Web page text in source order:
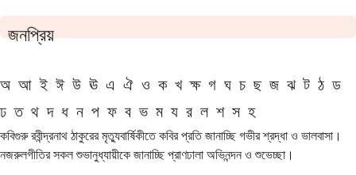
জনপ্রিয়
অ আ ই ঈ উ ঊ এ ঐ ও ক খ ক্ষ গ ঘ চ ছ জ ঝ ট ঠ ড
ঢ ত থ দ ধ ন প ফ ব ভ ম য র ল শ স হ
কবিগুরু রবীন্দ্রনাথ ঠাকুরের মৃত্যুবার্ষিকীতে কবির প্রতি জানাচ্ছি গভীর শ্রদ্ধা ও ভালবাসা।
নজরুলগীতির সকল শুভানুধ্যায়ীকে জানাচ্ছি প্রাণঢালা অভিনন্দন ও শুভেচ্ছা।